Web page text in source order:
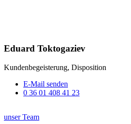
Eduard Toktogaziev
Kundenbegeisterung, Disposition
E-Mail senden
0 36 01 408 41 23
unser Team